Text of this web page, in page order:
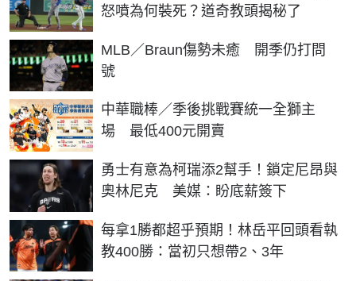
怒噴為何裝死？道奇教頭揭秘了
MLB／Braun傷勢未癒 開季仍打問
號
中華職棒／季後挑戰賽統一全獅主
場 最低400元開賣
勇士有意為柯瑞添2幫手！鎖定尼昂與
奧林尼克 美媒：盼底薪簽下
每拿1勝都超乎預期！林岳平回頭看執
教400勝：當初只想帶2、3年